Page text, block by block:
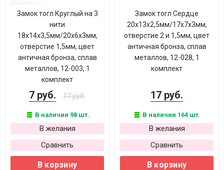
Замок тогл Круглый на 3
нити
18х14х3,5мм/20х6х3мм,
отверстие 1,5мм, цвет
античная бронза, сплав
металлов, 12-003, 1
комплект
7 руб. 17 руб.
В наличии 98 шт.
В желания
Сравнить
В корзину
Замок тогл Сердце
20х13х2,5мм/17х7х3мм,
отверстие 2 и 1,5мм, цвет
античная бронза, сплав
металлов, 12-028, 1
комплект
17 руб.
В наличии 164 шт.
В желания
Сравнить
В корзину